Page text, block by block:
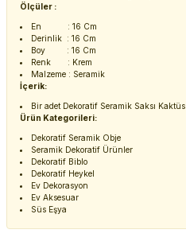
Ölçüler :
En : 16 Cm
Derinlik : 16 Cm
Boy : 16 Cm
Renk : Krem
Malzeme : Seramik
İçerik:
Bir adet Dekoratif Seramik Saksı Kaktüs
Ürün Kategorileri:
Dekoratif Seramik Obje
Seramik Dekoratif Ürünler
Dekoratif Biblo
Dekoratif Heykel
Ev Dekorasyon
Ev Aksesuar
Süs Eşya